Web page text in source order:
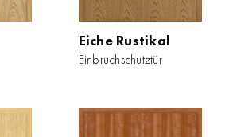
Eiche Rustikal
Einbruchschutztür